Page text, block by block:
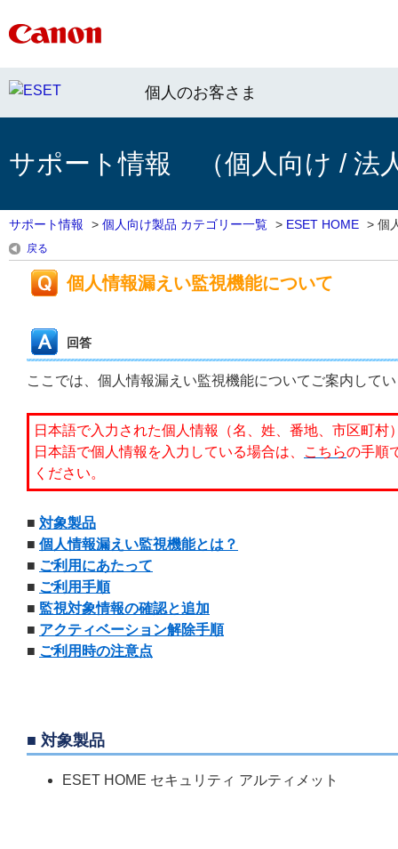
個人のお客さま
サポート情報 （個人向け / 法
サポート情報 > 個人向け製品 カテゴリー一覧 > ESET HOME > 個
戻る
個人情報漏えい監視機能について
回答
ここでは、個人情報漏えい監視機能についてご案内して
日本語で入力された個人情報（名、姓、番地、市区町村
日本語で個人情報を入力している場合は、
こちらの手順
ください。
■ 対象製品
■ 個人情報漏えい監視機能とは？
■ ご利用にあたって
■ ご利用手順
■ 監視対象情報の確認と追加
■ アクティベーション解除手順
■ ご利用時の注意点
■ 対象製品
ESET HOME セキュリティ アルティメット